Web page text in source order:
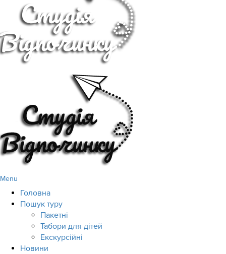
Menu
Головна
Пошук туру
Пакетні
Табори для дітей
Екскурсійні
Новини